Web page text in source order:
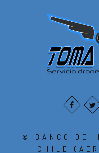
© BANCO DE
CHILE